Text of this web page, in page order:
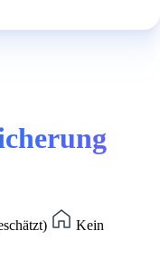
Kein